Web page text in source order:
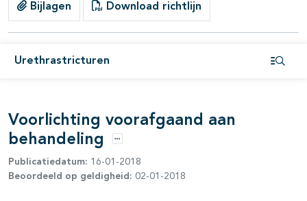
Bijlagen Download richtlijn
Urethrastricturen
Voorlichting voorafgaand aan
behandeling
Opties
Publicatiedatum: 16-01-2018
Beoordeeld op geldigheid: 02-01-2018